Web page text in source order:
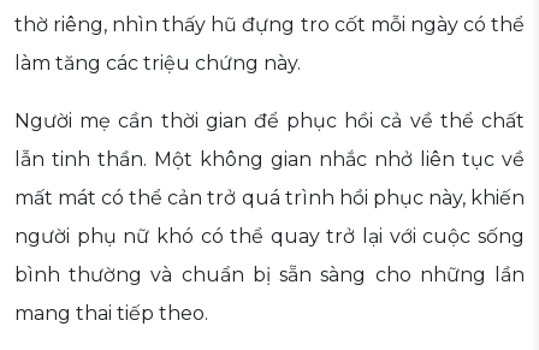
thờ riêng, nhìn thấy hũ đựng tro cốt mỗi ngày có thể
làm tăng các triệu chứng này.
Người mẹ cần thời gian để phục hồi cả về thể chất
lẫn tinh thần. Một không gian nhắc nhở liên tục về
mất mát có thể cản trở quá trình hồi phục này, khiến
người phụ nữ khó có thể quay trở lại với cuộc sống
bình thường và chuẩn bị sẵn sàng cho những lần
mang thai tiếp theo.